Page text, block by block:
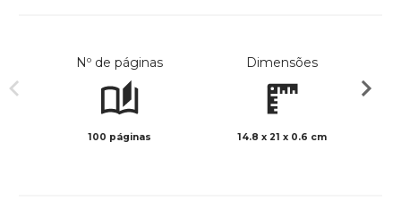
Nº de páginas
100 páginas
Dimensões
14.8 x 21 x 0.6 cm